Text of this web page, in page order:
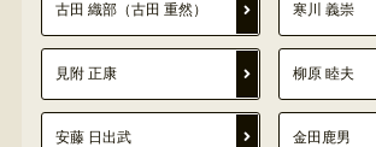
古田 織部（古田 重然） 寒川 義崇
見附 正康 柳原 睦夫
安藤 日出武 金田鹿男